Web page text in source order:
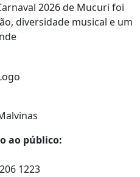
2026 de Mucuri foi
diversidade musical e um
ao público:
1223